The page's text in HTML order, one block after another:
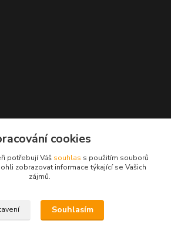
cookies
potřebují Váš souhlas s použitím souborů
zobrazovat informace týkající se Vašich
zájmů.
Souhlasím